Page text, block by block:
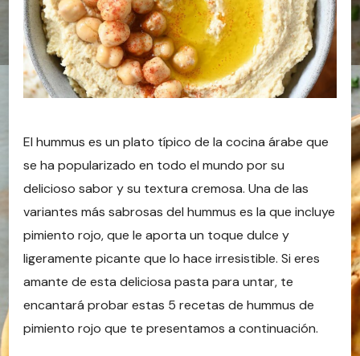
El hummus es un plato típico de la cocina árabe que
se ha popularizado en todo el mundo por su
delicioso sabor y su textura cremosa. Una de las
variantes más sabrosas del hummus es la que incluye
pimiento rojo, que le aporta un toque dulce y
ligeramente picante que lo hace irresistible. Si eres
amante de esta deliciosa pasta para untar, te
encantará probar estas 5 recetas de hummus de
pimiento rojo que te presentamos a continuación.